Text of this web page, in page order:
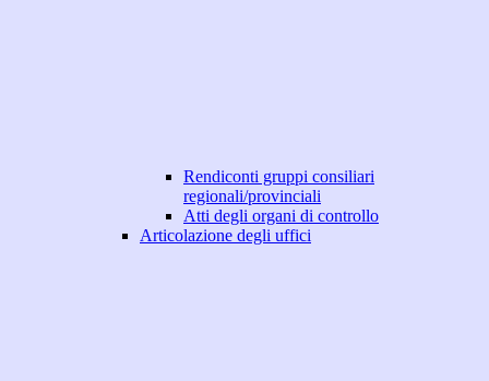
Rendiconti gruppi consiliari
regionali/provinciali
Atti degli organi di controllo
Articolazione degli uffici